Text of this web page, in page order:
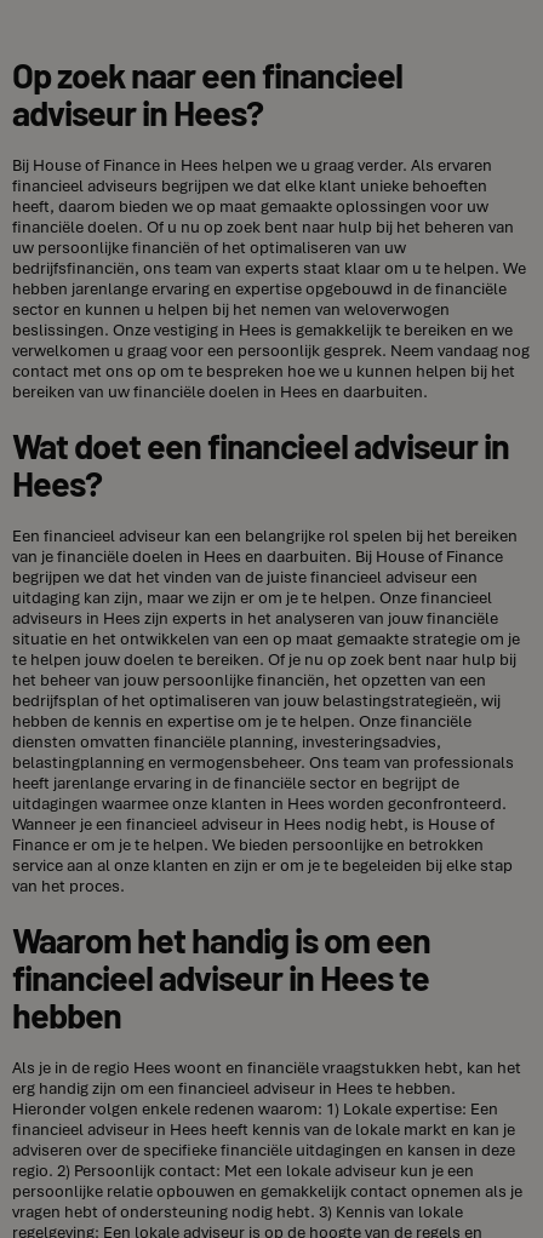
Op zoek naar een financieel
adviseur in Hees?
Bij House of Finance in Hees helpen we u graag verder. Als ervaren
financieel adviseurs begrijpen we dat elke klant unieke behoeften
heeft, daarom bieden we op maat gemaakte oplossingen voor uw
financiële doelen. Of u nu op zoek bent naar hulp bij het beheren van
uw persoonlijke financiën of het optimaliseren van uw
bedrijfsfinanciën, ons team van experts staat klaar om u te helpen. We
hebben jarenlange ervaring en expertise opgebouwd in de financiële
sector en kunnen u helpen bij het nemen van weloverwogen
beslissingen. Onze vestiging in Hees is gemakkelijk te bereiken en we
verwelkomen u graag voor een persoonlijk gesprek. Neem vandaag nog
contact met ons op om te bespreken hoe we u kunnen helpen bij het
bereiken van uw financiële doelen in Hees en daarbuiten.
Wat doet een financieel adviseur in
Hees?
Een financieel adviseur kan een belangrijke rol spelen bij het bereiken
van je financiële doelen in Hees en daarbuiten. Bij House of Finance
begrijpen we dat het vinden van de juiste financieel adviseur een
uitdaging kan zijn, maar we zijn er om je te helpen. Onze financieel
adviseurs in Hees zijn experts in het analyseren van jouw financiële
situatie en het ontwikkelen van een op maat gemaakte strategie om je
te helpen jouw doelen te bereiken. Of je nu op zoek bent naar hulp bij
het beheer van jouw persoonlijke financiën, het opzetten van een
bedrijfsplan of het optimaliseren van jouw belastingstrategieën, wij
hebben de kennis en expertise om je te helpen. Onze financiële
diensten omvatten financiële planning, investeringsadvies,
belastingplanning en vermogensbeheer. Ons team van professionals
heeft jarenlange ervaring in de financiële sector en begrijpt de
uitdagingen waarmee onze klanten in Hees worden geconfronteerd.
Wanneer je een financieel adviseur in Hees nodig hebt, is House of
Finance er om je te helpen. We bieden persoonlijke en betrokken
service aan al onze klanten en zijn er om je te begeleiden bij elke stap
van het proces.
Waarom het handig is om een
financieel adviseur in Hees te
hebben
Als je in de regio Hees woont en financiële vraagstukken hebt, kan het
erg handig zijn om een financieel adviseur in Hees te hebben.
Hieronder volgen enkele redenen waarom: 1) Lokale expertise: Een
financieel adviseur in Hees heeft kennis van de lokale markt en kan je
adviseren over de specifieke financiële uitdagingen en kansen in deze
regio. 2) Persoonlijk contact: Met een lokale adviseur kun je een
persoonlijke relatie opbouwen en gemakkelijk contact opnemen als je
vragen hebt of ondersteuning nodig hebt. 3) Kennis van lokale
regelgeving: Een lokale adviseur is op de hoogte van de regels en